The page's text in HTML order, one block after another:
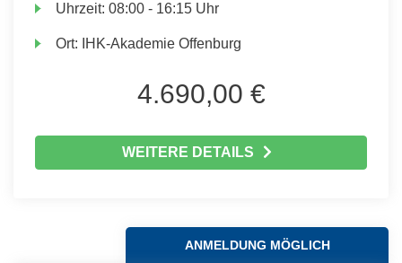
Uhrzeit:08:00 - 16:15 Uhr
Ort: IHK-Akademie Offenburg
4.690,00 €
WEITERE DETAILS
ANMELDUNG MÖGLICH